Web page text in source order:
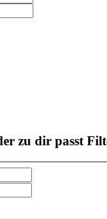
zu dir passt